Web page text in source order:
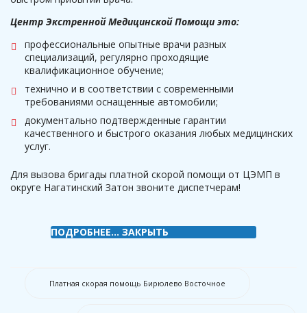
ПОДРОБНЕЕ... ЗАКРЫТЬ
Центр Экстренной Медицинской Помощи это:
профессиональные опытные врачи разных
специализаций, регулярно проходящие
квалификационное обучение;
технично и в соответствии с современными
требованиями оснащенные автомобили;
документально подтвержденные гарантии
качественного и быстрого оказания любых медицинских
услуг.
Для вызова бригады платной скорой помощи от ЦЭМП в
округе Нагатинский Затон звоните диспетчерам!
Платная скорая помощь Бирюлево Восточное